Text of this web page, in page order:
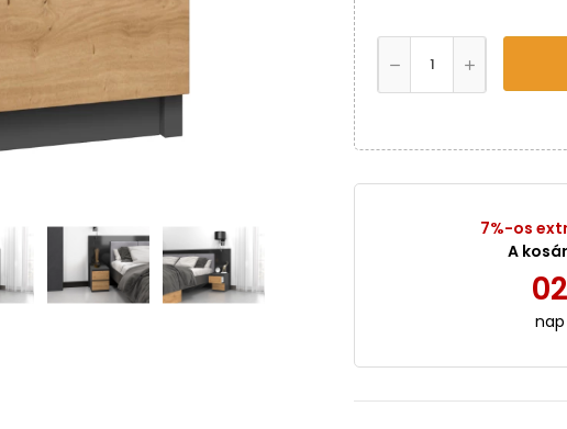
7%-os
A
02
nap